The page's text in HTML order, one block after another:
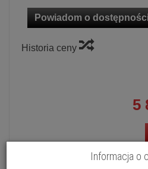
Powiadom o
Historia ceny
5
Informacja o